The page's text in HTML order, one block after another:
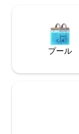
プール